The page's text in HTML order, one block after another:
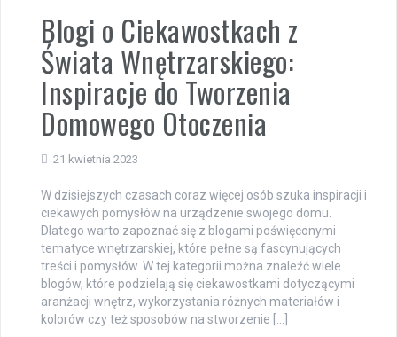
Blogi o Ciekawostkach z
Świata Wnętrzarskiego:
Inspiracje do Tworzenia
Domowego Otoczenia
21 kwietnia 2023
W dzisiejszych czasach coraz więcej osób szuka inspiracji i
ciekawych pomysłów na urządzenie swojego domu.
Dlatego warto zapoznać się z blogami poświęconymi
tematyce wnętrzarskiej, które pełne są fascynujących
treści i pomysłów. W tej kategorii można znaleźć wiele
blogów, które podzielają się ciekawostkami dotyczącymi
aranżacji wnętrz, wykorzystania różnych materiałów i
kolorów czy też sposobów na stworzenie […]